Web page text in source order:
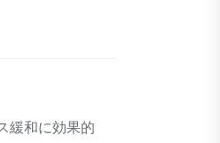
緩和に効果的